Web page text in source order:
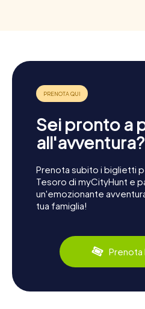
Sei pronto a
all'avventura?
Prenota subito i biglietti
Tesoro di myCityHunt e
un'emozionante
tua famiglia!